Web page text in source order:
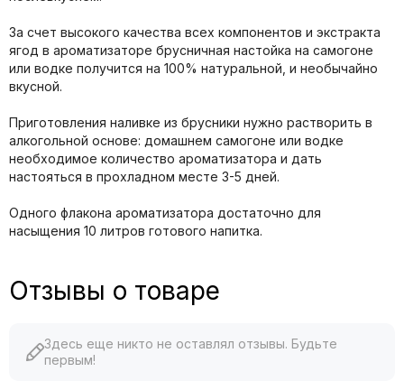
За счет высокого качества всех компонентов и экстракта
ягод в ароматизаторе брусничная настойка на самогоне
или водке получится на 100% натуральной, и необычайно
вкусной.
Приготовления наливке из брусники нужно растворить в
алкогольной основе: домашнем самогоне или водке
необходимое количество ароматизатора и дать
настояться в прохладном месте 3-5 дней.
Одного флакона ароматизатора достаточно для
насыщения 10 литров готового напитка.
Отзывы о товаре
Здесь еще никто не оставлял отзывы. Будьте
первым!